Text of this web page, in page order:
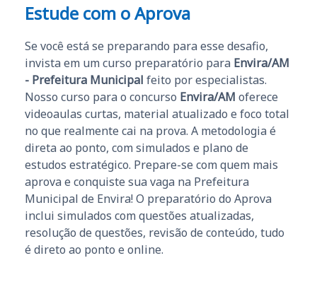
Estude com o Aprova
Se você está se preparando para esse desafio,
invista em um curso preparatório para Envira/AM
- Prefeitura Municipal feito por especialistas.
Nosso curso para o concurso Envira/AM oferece
videoaulas curtas, material atualizado e foco total
no que realmente cai na prova. A metodologia é
direta ao ponto, com simulados e plano de
estudos estratégico. Prepare-se com quem mais
aprova e conquiste sua vaga na Prefeitura
Municipal de Envira! O preparatório do Aprova
inclui simulados com questões atualizadas,
resolução de questões, revisão de conteúdo, tudo
é direto ao ponto e online.